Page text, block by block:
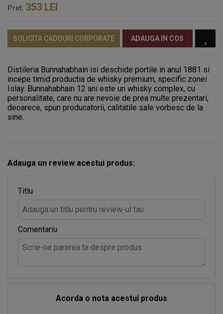
Pret: 353 LEI
SOLICITA CADOURI CORPORATE ADAUGA IN COS
Distileria Bunnahabhain isi deschide portile in anul 1881 si
incepe timid productia de whisky premium, specific zonei
Islay. Bunnahabhain 12 ani este un whisky complex, cu
personalitate, care nu are nevoie de prea multe prezentari,
deoarece, spun producatorii, calitatile sale vorbesc de la
sine.
Adauga un review acestui produs:
Titlu
Comentariu
Acorda o nota acestui produs